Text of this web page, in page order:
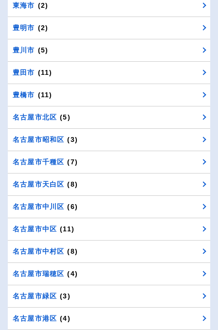
東海市 (2)
豊明市 (2)
豊川市 (5)
豊田市 (11)
豊橋市 (11)
名古屋市北区 (5)
名古屋市昭和区 (3)
名古屋市千種区 (7)
名古屋市天白区 (8)
名古屋市中川区 (6)
名古屋市中区 (11)
名古屋市中村区 (8)
名古屋市瑞穂区 (4)
名古屋市緑区 (3)
名古屋市港区 (4)